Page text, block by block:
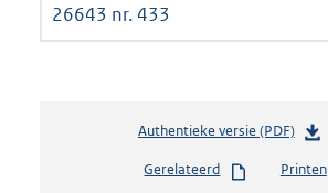
26643 nr. 433
Authentieke versie (PDF)b
s
Gerelateerd Printen